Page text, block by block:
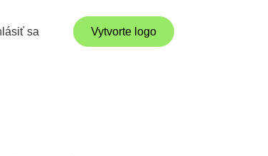
sa Vytvorte logo